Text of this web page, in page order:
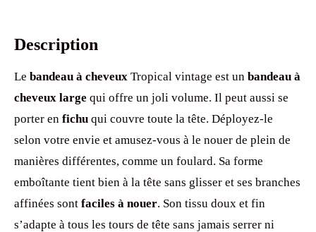
Description
Le bandeau à cheveux Tropical vintage est un bandeau à
cheveux large qui offre un joli volume. Il peut aussi se
porter en fichu qui couvre toute la tête. Déployez-le
selon votre envie et amusez-vous à le nouer de plein de
manières différentes, comme un foulard. Sa forme
emboîtante tient bien à la tête sans glisser et ses branches
affinées sont faciles à nouer. Son tissu doux et fin
s’adapte à tous les tours de tête sans jamais serrer ni